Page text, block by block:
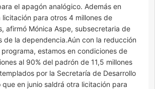
el apagón analógico. Además en
licitación para otros 4 millones de
afirmó Mónica Aspe, subsecretaria de
de la dependencia.Aún con la reducción
estamos en condiciones de
al 90% del padrón de 11,5 millones
por la Secretaría de Desarrollo
que en junio saldrá otra licitación para